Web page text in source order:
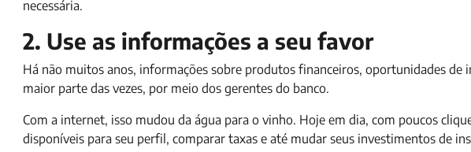
necessária.
2. Use as informações a seu favor
Há não muitos anos, informações sobre produtos financeiros, oportunidades
maior parte das vezes, por meio dos gerentes do banco.
Com a internet, isso mudou da água para o vinho. Hoje em dia, com poucos
disponíveis para seu perfil, comparar taxas e até mudar seus investimentos de